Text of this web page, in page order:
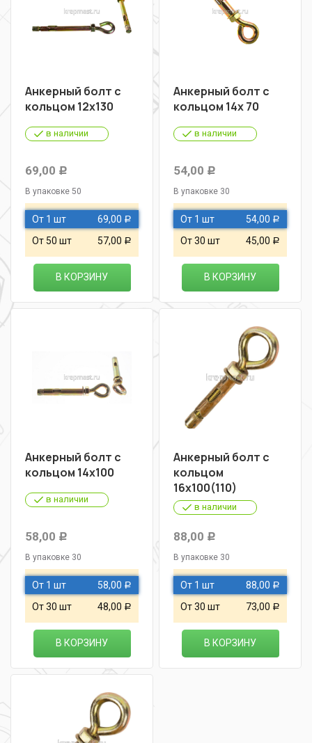
Анкерный болт с
кольцом 12х130
в наличии
69,00 Р
В упаковке 50
От 1 шт 69,00 Р
От 50 шт 57,00 Р
В КОРЗИНУ
Анкерный болт с
кольцом 14х 70
в наличии
54,00 Р
В упаковке 30
От 1 шт 54,00 Р
От 30 шт 45,00 Р
В КОРЗИНУ
Анкерный болт с
кольцом 14х100
в наличии
58,00 Р
В упаковке 30
От 1 шт 58,00 Р
От 30 шт 48,00 Р
В КОРЗИНУ
Анкерный болт с
кольцом
16х100(110)
в наличии
88,00 Р
В упаковке 30
От 1 шт 88,00 Р
От 30 шт 73,00 Р
В КОРЗИНУ